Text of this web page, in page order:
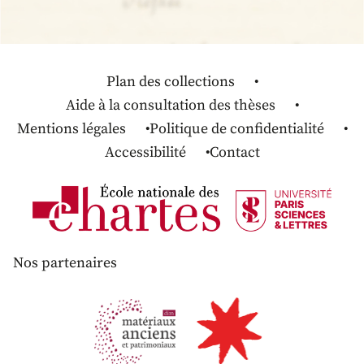
Plan des collections
Aide à la consultation des thèses
Mentions légales
Politique de confidentialité
Accessibilité
Contact
Nos partenaires